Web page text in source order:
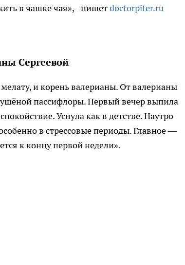
в чашке чая», - пишетdoctorpiter.ru
Сергеевой
и корень валерианы. От валерианы
пассифлоры. Первый вечер выпила
Уснула как в детстве. Наутро
в стрессовые периоды. Главное —
к концу первой недели».